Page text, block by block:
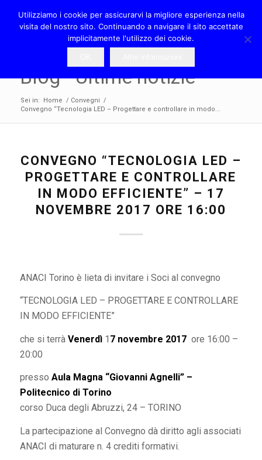
Blog - Ultime notizie
Sei in: Home / Convegni /
Convegno “Tecnologia LED – Progettare e controllare in modo...
CONVEGNO “TECNOLOGIA LED –
PROGETTARE E CONTROLLARE
IN MODO EFFICIENTE” – 17
NOVEMBRE 2017 ORE 16:00
ANACI Torino è lieta di invitare i Soci al convegno
“TECNOLOGIA LED – PROGETTARE E CONTROLLARE
IN MODO EFFICIENTE”
che si terrà Venerdì1 7 novembre 2017 ore 16:00 –
20:00
presso Aula Magna “Giovanni Agnelli” –
Politecnico di Torino
corso Duca degli Abruzzi, 24 – TORINO
La partecipazione al Convegno dà diritto agli associati
ANACI di maturare n. 4 crediti formativi.
Utilizziamo i cookie per assicurarvi la migliore esperienza nella
visita del nostro sito. Continuando a navigare il sito accettate
implicitamente l'utilizzo dei cookie.